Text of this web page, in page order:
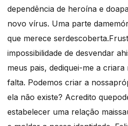
dependência de heroína e
novo vírus. Uma parte
que merece
impossibilidade de desvendar
meus pais, dediquei-me a
falta. Podemos criar a
ela não existe? Acredito
estabelecer uma relação